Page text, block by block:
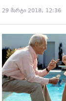
29 მარტი 2018, 12:36
გადახედვა